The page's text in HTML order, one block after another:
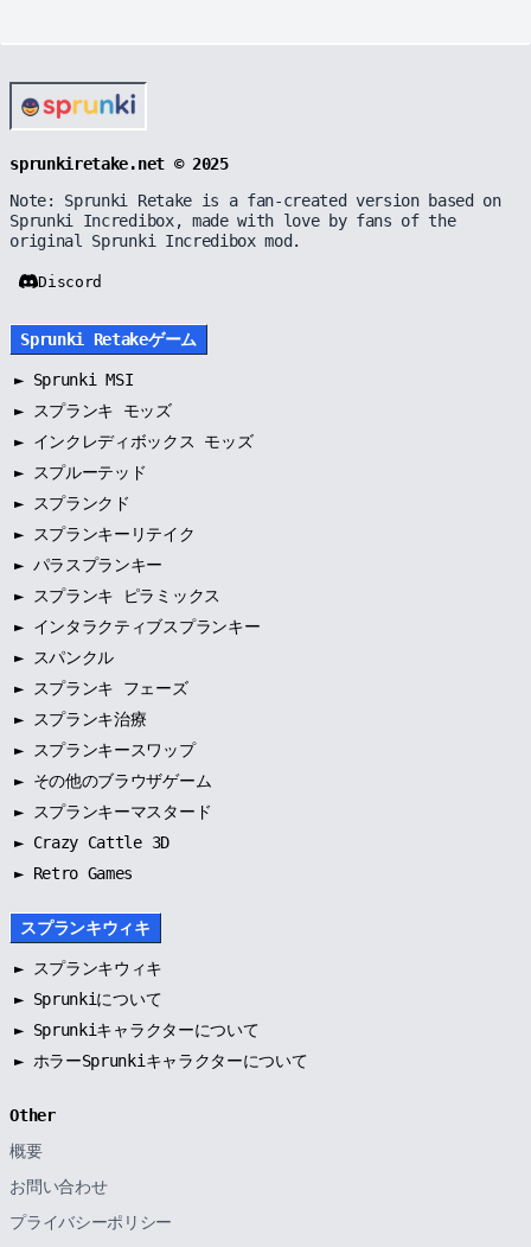
sprunkiretake.net © 2025
Note: Sprunki Retake is a fan-created version based on
Sprunki Incredibox, made with love by fans of the
original Sprunki Incredibox mod.
Discord
Sprunki Retakeゲーム
► Sprunki MSI
►
スプランキ モッズ
► インクレディボックス モッズ
►
スプルーテッド
►
スプランクド
►
スプランキーリテイク
► パラスプランキー
►
スプランキ ピラミックス
► インタラクティブスプランキー
►
スパンクル
►
スプランキ フェーズ
►
スプランキ治療
►
スプランキースワップ
► その他のブラウザゲーム
►
スプランキーマスタード
► Crazy Cattle 3D
► Retro Games
スプランキウィキ
►
スプランキウィキ
► Sprunkiについて
► Sprunkiキャラクターについて
► ホラーSprunkiキャラクターについて
Other
概要
お問い合わせ
プライバシーポリシー